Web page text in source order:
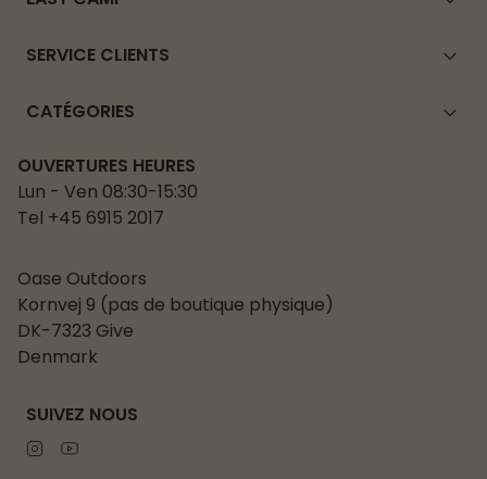
SERVICE CLIENTS
CATÉGORIES
OUVERTURES HEURES
Lun - Ven 08:30-15:30
Tel +45 6915 2017
Oase Outdoors
Kornvej 9 (pas de boutique physique)
DK-7323 Give
Denmark
SUIVEZ NOUS
Instagram
Youtube